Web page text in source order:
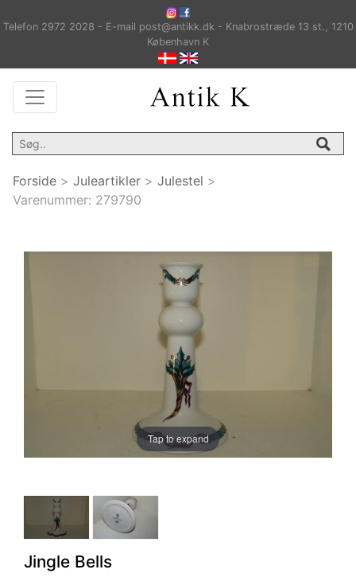
Telefon 2972 2028 - E-mail post@antikk.dk - Knabrostræde 13 st., 1210
København K
Forside > Juleartikler > Julestel >
Varenummer: 279790
Tap to expand
Jingle Bells